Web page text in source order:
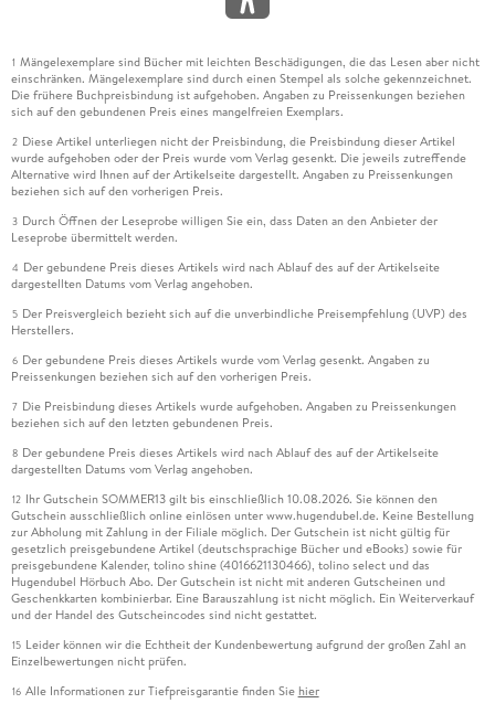
1 Mängelexemplare sind Bücher mit leichten Beschädigungen, die das Lesen aber nicht
einschränken. Mängelexemplare sind durch einen Stempel als solche gekennzeichnet.
Die frühere Buchpreisbindung ist aufgehoben. Angaben zu Preissenkungen beziehen
sich auf den gebundenen Preis eines mangelfreien Exemplars.
2 Diese Artikel unterliegen nicht der Preisbindung, die Preisbindung dieser Artikel
wurde aufgehoben oder der Preis wurde vom Verlag gesenkt. Die jeweils zutreffende
Alternative wird Ihnen auf der Artikelseite dargestellt. Angaben zu Preissenkungen
beziehen sich auf den vorherigen Preis.
3 Durch Öffnen der Leseprobe willigen Sie ein, dass Daten an den Anbieter der
Leseprobe übermittelt werden.
4 Der gebundene Preis dieses Artikels wird nach Ablauf des auf der Artikelseite
dargestellten Datums vom Verlag angehoben.
5 Der Preisvergleich bezieht sich auf die unverbindliche Preisempfehlung (UVP) des
Herstellers.
6 Der gebundene Preis dieses Artikels wurde vom Verlag gesenkt. Angaben zu
Preissenkungen beziehen sich auf den vorherigen Preis.
7 Die Preisbindung dieses Artikels wurde aufgehoben. Angaben zu Preissenkungen
beziehen sich auf den letzten gebundenen Preis.
8 Der gebundene Preis dieses Artikels wird nach Ablauf des auf der Artikelseite
dargestellten Datums vom Verlag angehoben.
12 Ihr Gutschein SOMMER13 gilt bis einschließlich 10.08.2026. Sie können den
Gutschein ausschließlich online einlösen unter www.hugendubel.de. Keine Bestellung
zur Abholung mit Zahlung in der Filiale möglich. Der Gutschein ist nicht gültig für
gesetzlich preisgebundene Artikel (deutschsprachige Bücher und eBooks) sowie für
preisgebundene Kalender, tolino shine (4016621130466), tolino select und das
Hugendubel Hörbuch Abo. Der Gutschein ist nicht mit anderen Gutscheinen und
Geschenkkarten kombinierbar. Eine Barauszahlung ist nicht möglich. Ein Weiterverkauf
und der Handel des Gutscheincodes sind nicht gestattet.
15 Leider können wir die Echtheit der Kundenbewertung aufgrund der großen Zahl an
Einzelbewertungen nicht prüfen.
16 Alle Informationen zur Tiefpreisgarantie finden Sie hier